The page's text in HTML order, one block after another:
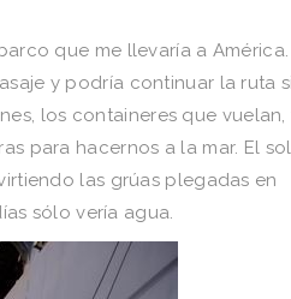
que me llevarí­a a
y podrí­a continuar la ruta
los containeres que vuelan,
para hacernos a la mar. El
las grúas plegadas en
sólo verí­a agua.